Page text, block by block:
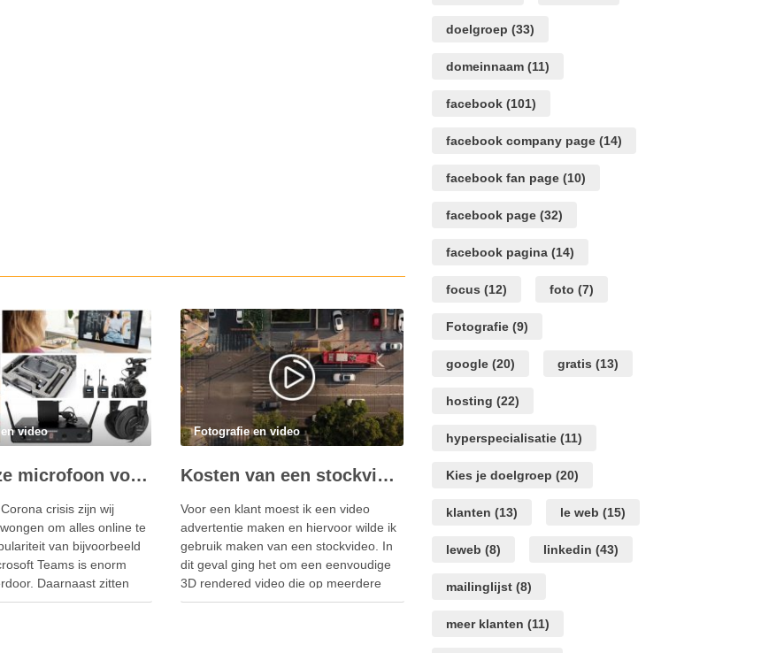
volgende
wanneer
video
Draadloze microfoon voor online les
crisis zijn wij
om alles online te
van bijvoorbeeld
Teams is enorm
Daarnaast zitten
als ondernemers
Fotografie en video
Kosten van een stockvideo op diverse sites
Voor een klant moest ik een video
advertentie maken en hiervoor wilde ik
gebruik maken van een stockvideo. In
dit geval ging het om een eenvoudige
3D rendered video die op meerdere
stockphoto / stockvideo sites te vinden
doelgroep (33)
domeinnaam (11)
facebook (101)
facebook company page (14)
facebook fan page (10)
facebook page (32)
facebook pagina (14)
focus (12) foto (7)
Fotografie (9)
google (20) gratis (13)
hosting (22)
hyperspecialisatie (11)
Kies je doelgroep (20)
klanten (13) le web (15)
leweb (8) linkedin (43)
mailinglijst (8)
meer klanten (11)